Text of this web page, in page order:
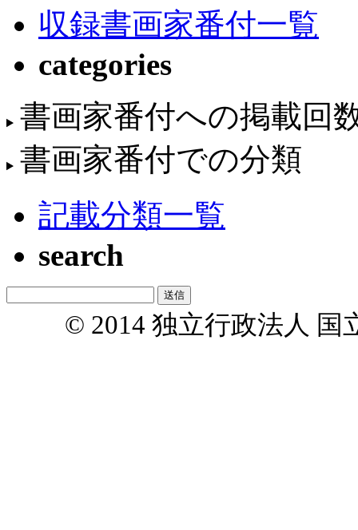
収録書画家番付一覧
categories
書画家番付への掲載回
書画家番付での分類
記載分類一覧
search
© 2014 独立行政法人 国